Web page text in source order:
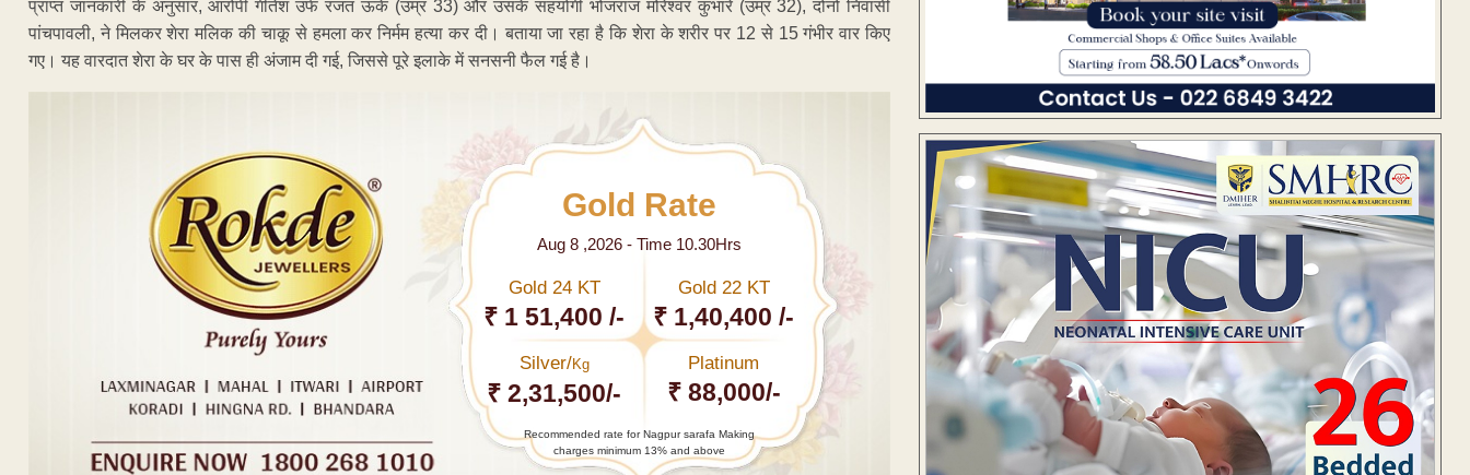
प्राप्त जानकारी के अनुसार, आरोपी गीतेश उर्फ रजत ऊके (उम्र 33) और उसके सहयोगी भोजराज मोरेश्वर कुंभारे (उम्र 32), दोनों निवासी
पांचपावली, ने मिलकर शेरा मलिक की चाकू से हमला कर निर्मम हत्या कर दी। बताया जा रहा है कि शेरा के शरीर पर 12 से 15 गंभीर वार किए
गए। यह वारदात शेरा के घर के पास ही अंजाम दी गई, जिससे पूरे इलाके में सनसनी फैल गई है।
Gold Rate
Aug 8 ,2026 - Time 10.30Hrs
Gold 24 KT
₹ 1 51,400 /-
Gold 22 KT
₹ 1,40,400 /-
Silver/Kg
₹ 2,31,500/-
Platinum
₹ 88,000/-
Recommended rate for Nagpur sarafa Making
charges minimum 13% and above